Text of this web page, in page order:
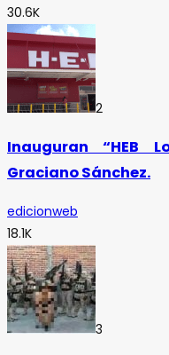
30.6K
2
Inauguran “HEB
Graciano Sánchez.
edicionweb
18.1K
3